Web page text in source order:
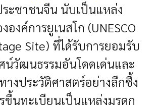
ะชาชนจีน นับเป็นแหล่ง
องค์การยูเนสโก (UNESCO
Site) ที่ได้รับการยอมรับ
วัฒนธรรมอันโดดเด่นและ
งประวัติศาสตร์อย่างลึกซึ้ง
ขึ้นทะเบียนเป็นแหล่งมรดก